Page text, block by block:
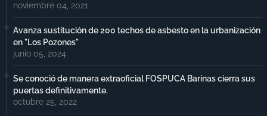
noviembre 04, 2021
Avanza sustitución de 200 techos de asbesto en la urbanización
en "Los Pozones"
junio 05, 2024
Se conoció de manera extraoficial FOSPUCA Barinas cierra sus
puertas definitivamente.
octubre 25, 2022